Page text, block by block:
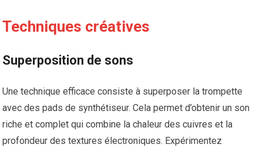
Techniques créatives
Superposition de sons
Une technique efficace consiste à superposer la trompette
avec des pads de synthétiseur. Cela permet d’obtenir un son
riche et complet qui combine la chaleur des cuivres et la
profondeur des textures électroniques. Expérimentez